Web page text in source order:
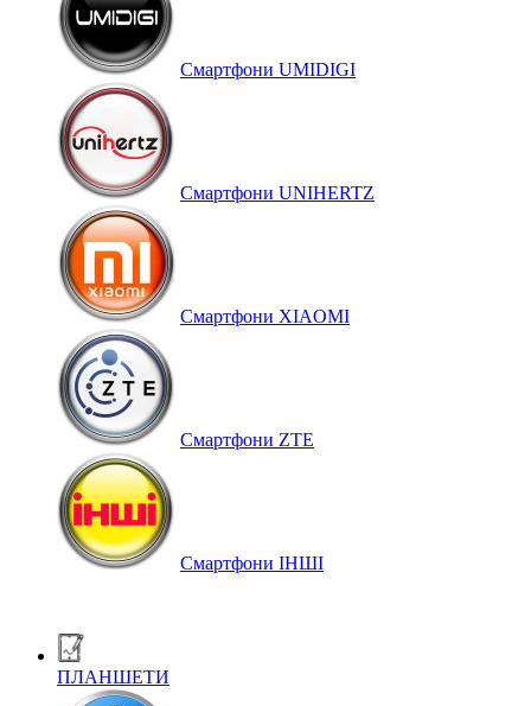
Смартфони UMIDIGI
Смартфони UNIHERTZ
Смартфони XIAOMI
Смартфони ZTE
Смартфони ІНШІ
ПЛАНШЕТИ